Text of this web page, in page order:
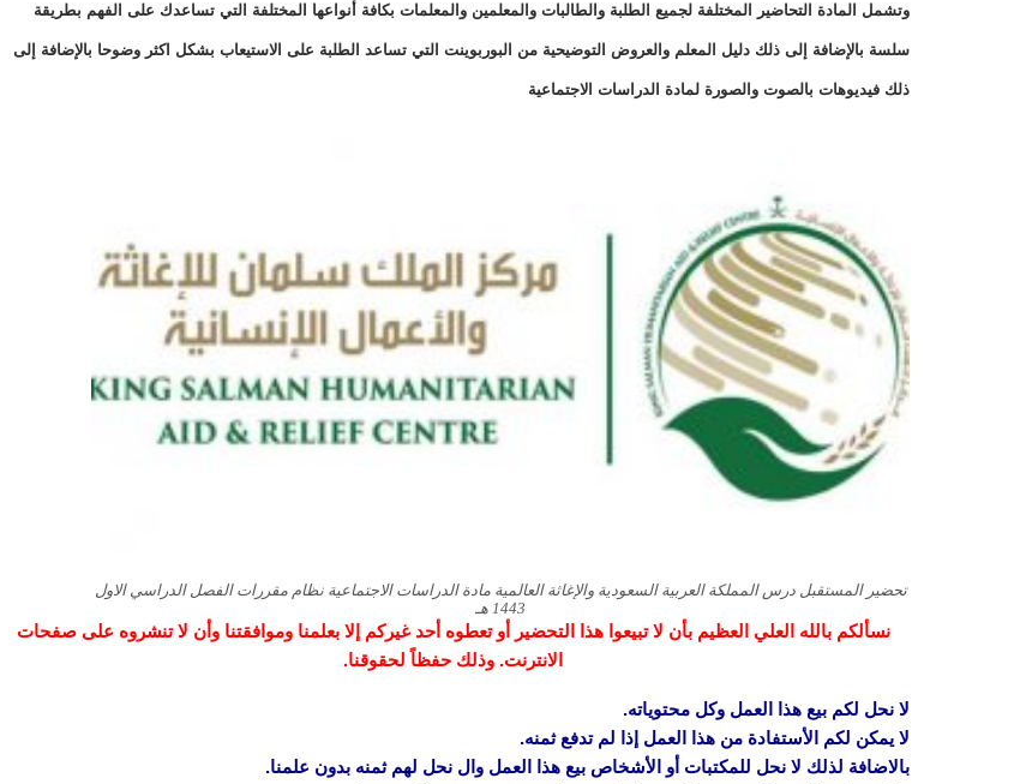
وتشمل المادة التحاضير المختلفة لجميع الطلبة والطالبات والمعلمين والمعلمات بكافة أنواعها المختلفة التي تساعدك على الفهم بطريقة
سلسة بالإضافة إلى ذلك دليل المعلم والعروض التوضيحية من البوربوينت التي تساعد الطلبة على الاستيعاب بشكل اكثر وضوحا بالإضافة إلى
ذلك فيديوهات بالصوت والصورة لمادة الدراسات الاجتماعية
تحضير المستقبل درس المملكة العربية السعودية والإغاثة العالمية مادة الدراسات الاجتماعية نظام مقررات الفصل الدراسي الاول
1443 هـ
نسألكم بالله العلي العظيم بأن لا تبيعوا هذا التحضير أو تعطوه أحد غيركم إلا بعلمنا وموافقتنا وأن لا تنشروه على صفحات
الانترنت. وذلك حفظاً لحقوقنا.
لا نحل لكم بيع هذا العمل وكل محتوياته.
لا يمكن لكم الأستفادة من هذا العمل إذا لم تدفع ثمنه.
بالاضافة لذلك لا نحل للمكتبات أو الأشخاص بيع هذا العمل وال نحل لهم ثمنه بدون علمنا.